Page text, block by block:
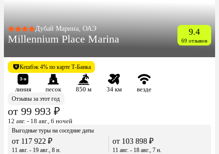
Дубай Марина, ОАЭ
Millennium Place Marina
9.4
69 отзывов
Кешбэк 4% по карте Т-Банка
линия песок 850 м 34 км
везде
Отзывы за этот год
от 99 993 ₽
12 авг. - 18 авг., 6 ночей
Выгодные туры на соседние даты
от 117 922 ₽
11 авг. - 19 авг., 8 н.
от 103 898 ₽
11 авг. - 18 авг., 7 н.